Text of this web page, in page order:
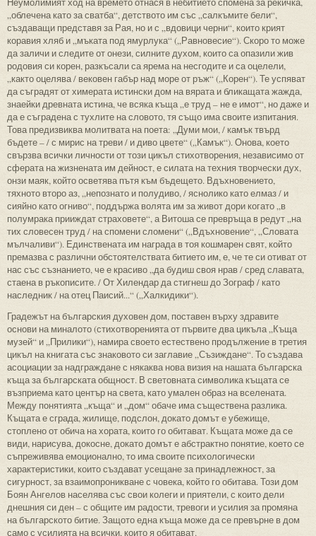
„облечена като за сватба“, детството им със „салкъмите бели“,
създаващи представя за Рая, но и с „вдовици черни“, които крият
коравия хляб и „мъката под ямурлука“ („Равновесие“). Скоро то може
да заличи и следите от онези, силните духом, които са опазили жив
родовия си корен, разкъсали са ярема на несгодите и са оцелели,
„както оцелява / вековен габър над море от ръж“ („Корен“). Те успяват
да съградят от химерата истински дом на вярата и бликащата жажда,
знаейки древната истина, че всяка къща „е труд – не е имот“, но даже и
да е съградена с тухлите на словото, тя също има своите изпитания.
Това предизвиква молитвата на поета: „Думи мои, / камък твърд
бъдете – / с мирис на треви / и диво цвете“ („Камък“). Онова, което
свързва всички личности от този цикъл стихотворения, независимо от
сферата на жизнената им дейност, е силата на техния творчески дух,
онзи маяк, който осветява пътя към бъдещето. Вдъхновението,
тяхното второ аз, „непознато и полудиво, / яснолико като елмаз / и
сияйно като огниво“, поддържа волята им за живот дори когато „в
полумрака прииждат страховете“, а Витоша се превръща в редут „на
тих словесен труд / на спомени сломени“ („Вдъхновение“, „Словата
мълчаливи“). Единствената им награда в тоя кошмарен свят, който
премазва с различни обстоятелствата битието им, е, че те си отиват от
нас със съзнанието, че е красиво „да будиш своя нрав / сред славата,
стаена в ръкописите. / От Хилендар да стигнеш до Зограф / като
наследник / на отец Паисий...“ („Халкидики“).
Градежът на българския духовен дом, поставен върху здравите
основи на миналото (стихотворенията от първите два цикъла „Къща
музей“ и „Прилики“), намира своето естествено продължение в третия
цикъл на книгата със знаковото си заглавие „Съзиждане“. То създава
асоциации за надграждане с някаква нова визия на нашата българска
къща за българската общност. В световната символика къщата се
възприема като център на света, като умален образ на вселената.
Между понятията „къща“ и „дом“ обаче има съществена разлика.
Къщата е сграда, жилище, подслон, докато домът е убежище,
стоплено от обича на хората, които го обитават. Къщата може да се
види, нарисува, докосне, докато домът е абстрактно понятие, което се
съпреживява емоционално, то има своите психологически
характеристики, които създават усещане за принадлежност, за
сигурност, за взаимопроникване с човека, който го обитава. Този дом
Боян Ангелов населява със свои колеги и приятели, с които дели
днешния си ден – с общите им радости, тревоги и усилия за промяна
на българското битие. Защото една къща може да се превърне в дом
само с усилията на всички, които я обитават.